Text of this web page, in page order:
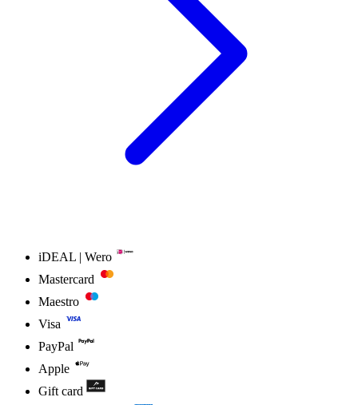
iDEAL | Wero
Mastercard
Maestro
Visa
PayPal
Apple
Gift card